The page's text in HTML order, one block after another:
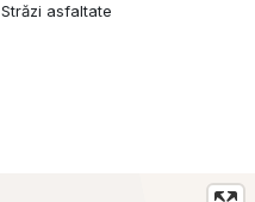
Străzi asfaltate